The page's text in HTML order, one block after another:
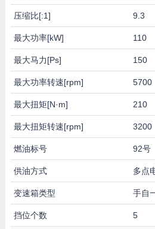
压缩比[:1] 9.3
最大功率[kW] 110
最大马力[Ps] 150
最大功率转速[rpm] 5700
最大扭矩[N·m] 210
最大扭矩转速[rpm] 3200
燃油标号 92号
供油方式 多点
变速箱类型 手自
挡位个数 5